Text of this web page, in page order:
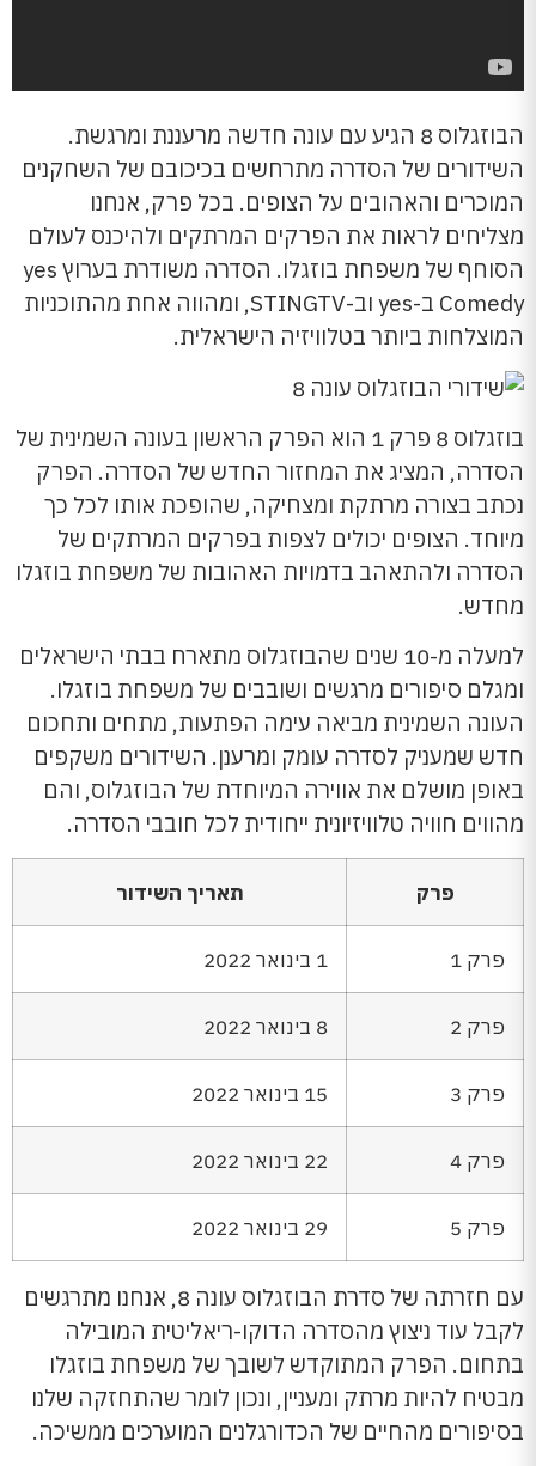
הבוזגלוס 8 הגיע עם עונה חדשה מרעננת ומרגשת.
השידורים של הסדרה מתרחשים בכיכובם של השחקנים
המוכרים והאהובים על הצופים. בכל פרק, אנחנו
מצליחים לראות את הפרקים המרתקים ולהיכנס לעולם
הסוחף של משפחת בוזגלו. הסדרה משודרת בערוץ yes
Comedy ב-yes וב-STINGTV, ומהווה אחת מהתוכניות
המוצלחות ביותר בטלוויזיה הישראלית.
בוזגלוס 8 פרק 1 הוא הפרק הראשון בעונה השמינית של
הסדרה, המציג את המחזור החדש של הסדרה. הפרק
נכתב בצורה מרתקת ומצחיקה, שהופכת אותו לכל כך
מיוחד. הצופים יכולים לצפות בפרקים המרתקים של
הסדרה ולהתאהב בדמויות האהובות של משפחת בוזגלו
מחדש.
למעלה מ-10 שנים שהבוזגלוס מתארח בבתי הישראלים
ומגלם סיפורים מרגשים ושובבים של משפחת בוזגלו.
העונה השמינית מביאה עימה הפתעות, מתחים ותחכום
חדש שמעניק לסדרה עומק ומרענן. השידורים משקפים
באופן מושלם את אווירה המיוחדת של הבוזגלוס, והם
מהווים חוויה טלוויזיונית ייחודית לכל חובבי הסדרה.
פרק תאריך השידור
פרק 1 1 בינואר 2022
פרק 2 8 בינואר 2022
פרק 3 15 בינואר 2022
פרק 4 22 בינואר 2022
פרק 5 29 בינואר 2022
עם חזרתה של סדרת הבוזגלוס עונה 8, אנחנו מתרגשים
לקבל עוד ניצוץ מהסדרה הדוקו-ריאליטית המובילה
בתחום. הפרק המתוקדש לשובך של משפחת בוזגלו
מבטיח להיות מרתק ומעניין, ונכון לומר שהתחזקה שלנו
בסיפורים מהחיים של הכדורגלנים המוערכים ממשיכה.